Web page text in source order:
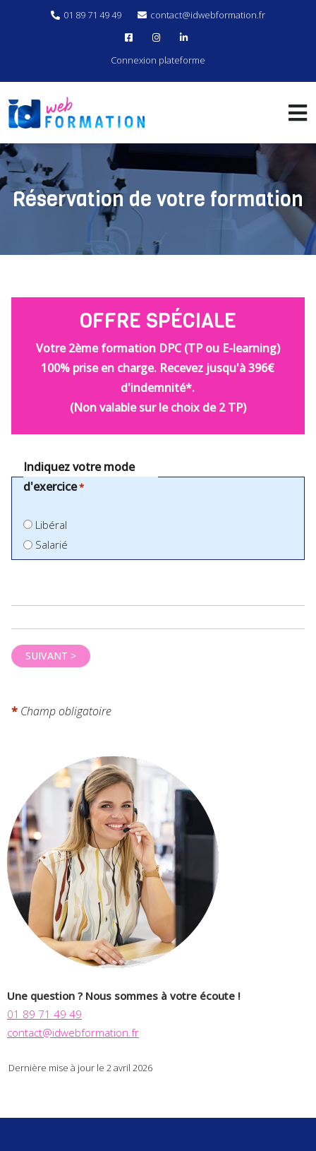
01 89 71 49 49 contact@idwebformation.fr
Connexion plateforme
Réservation de votre formation
OFFRE SPÉCIALE
Votre 2ème formation DPC (TP ou E-learning)
100% prise en charge. Recevez jusqu'à 396€
d'indemnité*.
(Non valable sur le choix de 2 TP)
Indiquez votre mode
d'exercice*
Libéral
Salarié
* Champ obligatoire
Une question ? Nous sommes à votre écoute !
01 89 71 49 49
contact@idwebformation.fr
Dernière mise à jour le 2 avril 2026